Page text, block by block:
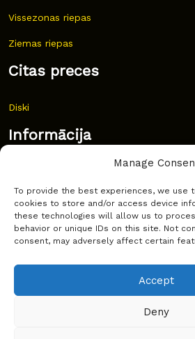
Manage
To provide the best experiences, we use
cookies to store and/or access device
these technologies will allow us to
behavior or unique IDs on this site. Not
consent, may adversely affect certain
Accept
Deny
Vissezonas riepas
Ziemas riepas
Citas preces
Diski
Informācija
Bieži uzdoti jautājumi
Kur pirkt?
Sīkdatņu politika